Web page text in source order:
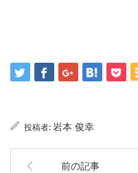
投稿者:岩本 俊幸
前の記事